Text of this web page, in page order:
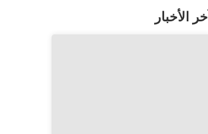
آخر الأخبار